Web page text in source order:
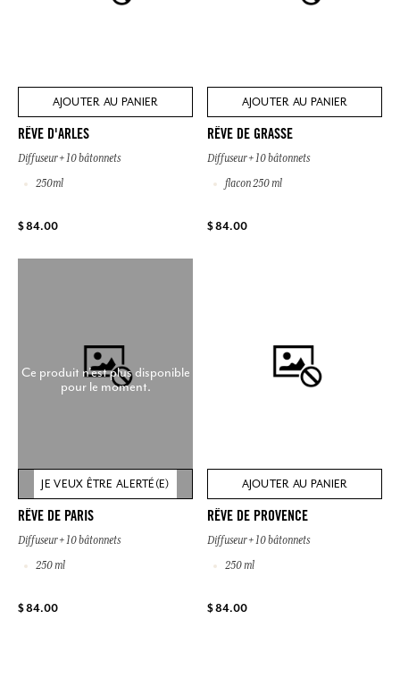
AJOUTER AU PANIER
RÊVE D'ARLES
Diffuseur + 10 bâtonnets
250ml
$ 84.00
AJOUTER AU PANIER
RÊVE DE GRASSE
Diffuseur + 10 bâtonnets
flacon 250 ml
$ 84.00
Ce produit n'est plus disponible
pour le moment.
JE VEUX ÊTRE ALERTÉ(E)
RÊVE DE PARIS
Diffuseur + 10 bâtonnets
250 ml
$ 84.00
AJOUTER AU PANIER
RÊVE DE PROVENCE
Diffuseur + 10 bâtonnets
250 ml
$ 84.00